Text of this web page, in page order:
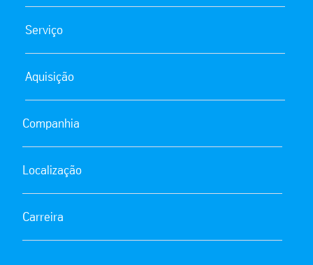
Serviço
Aquisição
Companhia
Localização
Carreira